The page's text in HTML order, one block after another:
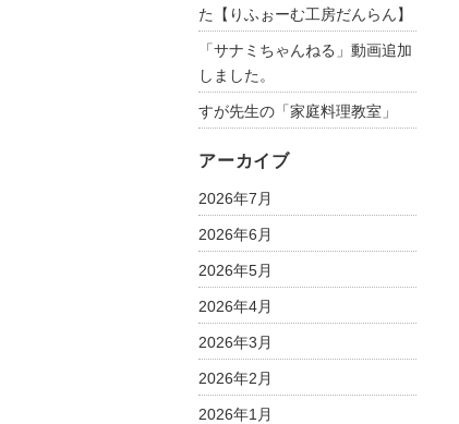
た【りふぉーむ工房だんらん】
「サナミちゃんねる」動画追加
しました。
すが先生の「家庭料理教室」
アーカイブ
2026年7月
2026年6月
2026年5月
2026年4月
2026年3月
2026年2月
2026年1月